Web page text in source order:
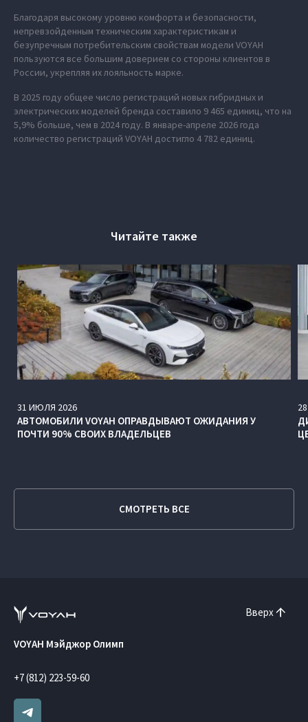
Благодаря высокому уровню комфорта и безопасности,
непревзойденным техническим характеристикам и
безупречным потребительским свойствам модели VOYAH
пользуются все большим доверием со стороны клиентов в
России, укрепляя их лояльность марке.
В 2025 году общее число регистраций новых гибридных и
электрических моделей бренда составило 9 465 единиц, что на
5,9% больше, чем в 2024 году. В январе-апреле 2026 года
количество регистраций VOYAH достигло 4 782 единиц.
Читайте также
31 ИЮЛЯ 2026
АВТОМОБИЛИ VOYAH ОПРАВДЫВАЮТ ОЖИДАНИЯ У
ПОЧТИ 90% СВОИХ ВЛАДЕЛЬЦЕВ
28
СМОТРЕТЬ ВСЕ
Вверх
VOYAH Мэйджор Олимп
+7 (812) 223-59-60